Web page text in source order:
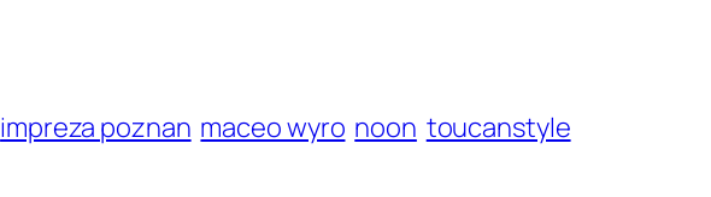
impreza poznan maceo wyro noon toucanstyle